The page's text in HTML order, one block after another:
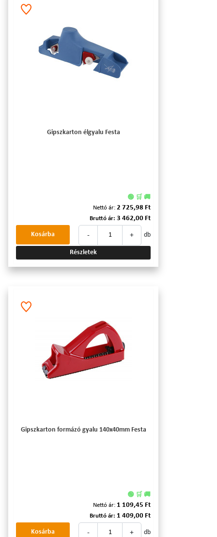
Gipszkarton élgyalu Festa
🟢 🛒 🚚
Nettó ár: 2 725,98 Ft
Bruttó ár: 3 462,00 Ft
- + db
Kosárba
Részletek
Gipszkarton formázó gyalu 140x40mm Festa
🟢 🛒 🚚
Nettó ár: 1 109,45 Ft
Bruttó ár: 1 409,00 Ft
- + db
Kosárba